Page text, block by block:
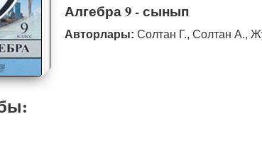
Алгебра 9 - сынып
Авторлары: Солтан Г., Солтан А.,